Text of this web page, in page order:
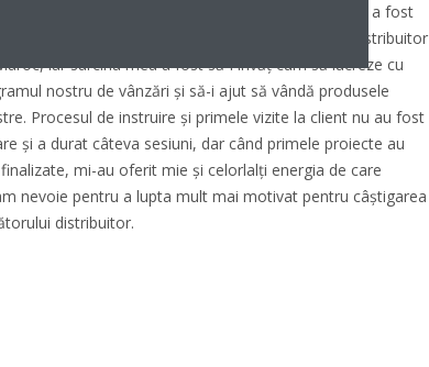
: Cea mai interesantă și plină de satisfacții provocare a fost
în vânzări. La acea vreme, am atras un distribuitor
iar sarcina mea a fost să-i învăț cum să lucreze cu
nostru de vânzări și să-i ajut să vândă produsele
Procesul de instruire și primele vizite la client nu au fost
și a durat câteva sesiuni, dar când primele proiecte au
mi-au oferit mie și celorlalți energia de care
nevoie pentru a lupta mult mai motivat pentru câștigarea
distribuitor.